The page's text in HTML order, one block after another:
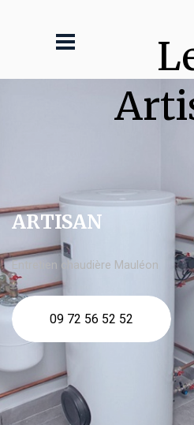
ARTISAN
Entretien chaudière Mauléon
09 72 56 52 52